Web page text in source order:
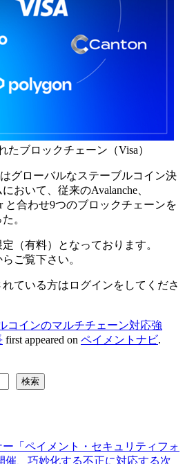
たブロックチェーン（Visa）
グローバルなステーブルコイン決
おいて、従来のAvalanche、
と合わせ9つのブロックチェーンを
。
（有料）となっております。
らご覧下さい。
ている方は ログインをしてくださ
コインのマルチチェーン対応強
first appeared on ペイメントナビ.
検索
「ペイメント・セキュリティフォ
催、巧妙化する不正に対応する次